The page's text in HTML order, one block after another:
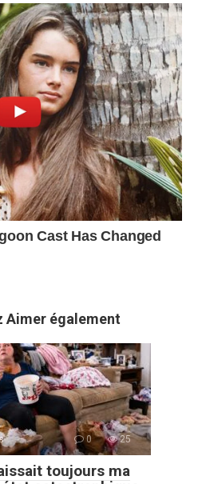
Aimer également
0 25
toujours ma